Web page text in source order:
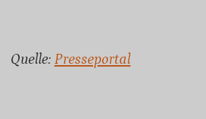
Quelle: Presseportal